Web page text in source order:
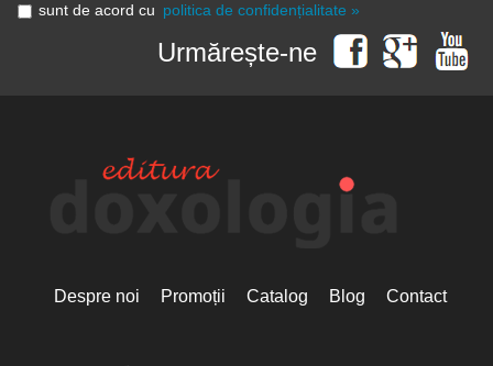
sunt de acord cu politica de confidențialitate »
Urmărește-ne
Despre noi Promoții Catalog Blog Contact